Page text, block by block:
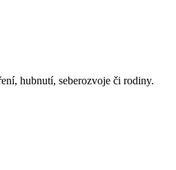
hubnutí, seberozvoje či rodiny.